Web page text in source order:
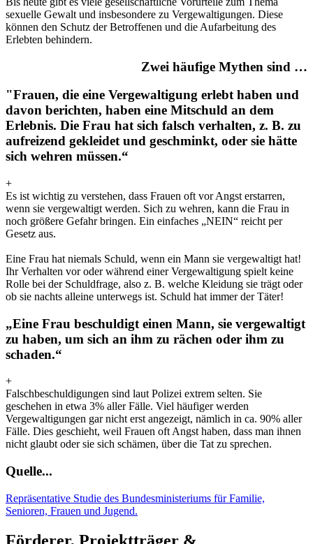
sexuelle Gewalt und insbesondere zu Vergewaltigungen. Diese
können den Schutz der Betroffenen und die Aufarbeitung des
Erlebten behindern.
Zwei häufige Mythen sind …
"Frauen, die eine Vergewaltigung erlebt haben und
davon berichten, haben eine Mitschuld an dem
Erlebnis. Die Frau hat sich falsch verhalten, z. B. zu
aufreizend gekleidet und geschminkt, oder sie hätte
sich wehren müssen.“
+
Es ist wichtig zu verstehen, dass Frauen oft vor Angst erstarren,
wenn sie vergewaltigt werden. Sich zu wehren, kann die Frau in
noch größere Gefahr bringen. Ein einfaches „NEIN“ reicht per
Gesetz aus.
Eine Frau hat niemals Schuld, wenn ein Mann sie vergewaltigt hat!
Ihr Verhalten vor oder während einer Vergewaltigung spielt keine
Rolle bei der Schuldfrage, also z. B. welche Kleidung sie trägt oder
ob sie nachts alleine unterwegs ist. Schuld hat immer der Täter!
„Eine Frau beschuldigt einen Mann, sie vergewaltigt
zu haben, um sich an ihm zu rächen oder ihm zu
schaden.“
+
Falschbeschuldigungen sind laut Polizei extrem selten. Sie
geschehen in etwa 3% aller Fälle. Viel häufiger werden
Vergewaltigungen gar nicht erst angezeigt, nämlich in ca. 90% aller
Fälle. Dies geschieht, weil Frauen oft Angst haben, dass man ihnen
nicht glaubt oder sie sich schämen, über die Tat zu sprechen.
Quelle...
Repräsentative Studie des Bundesministeriums für Familie,
Senioren, Frauen und Jugend.
Förderer, Projektträger &